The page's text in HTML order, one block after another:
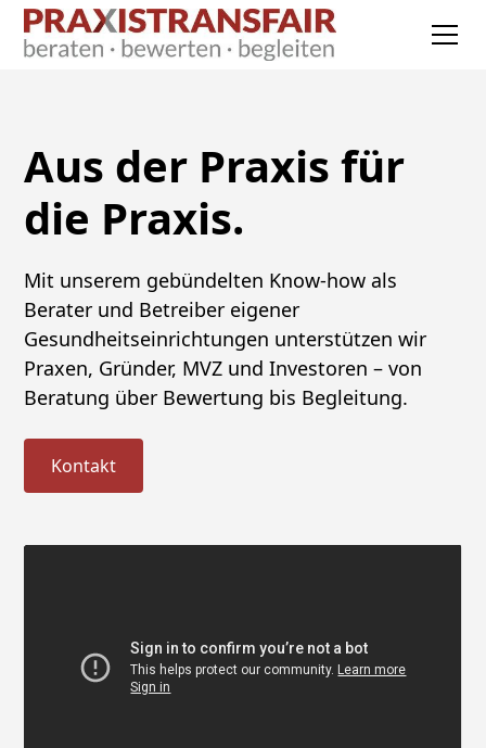
Aus der Praxis für
die Praxis.
Mit unserem gebündelten Know-how als
Berater und Betreiber eigener
Gesundheitseinrichtungen unterstützen wir
Praxen, Gründer, MVZ und Investoren – von
Beratung über Bewertung bis Begleitung.
Kontakt